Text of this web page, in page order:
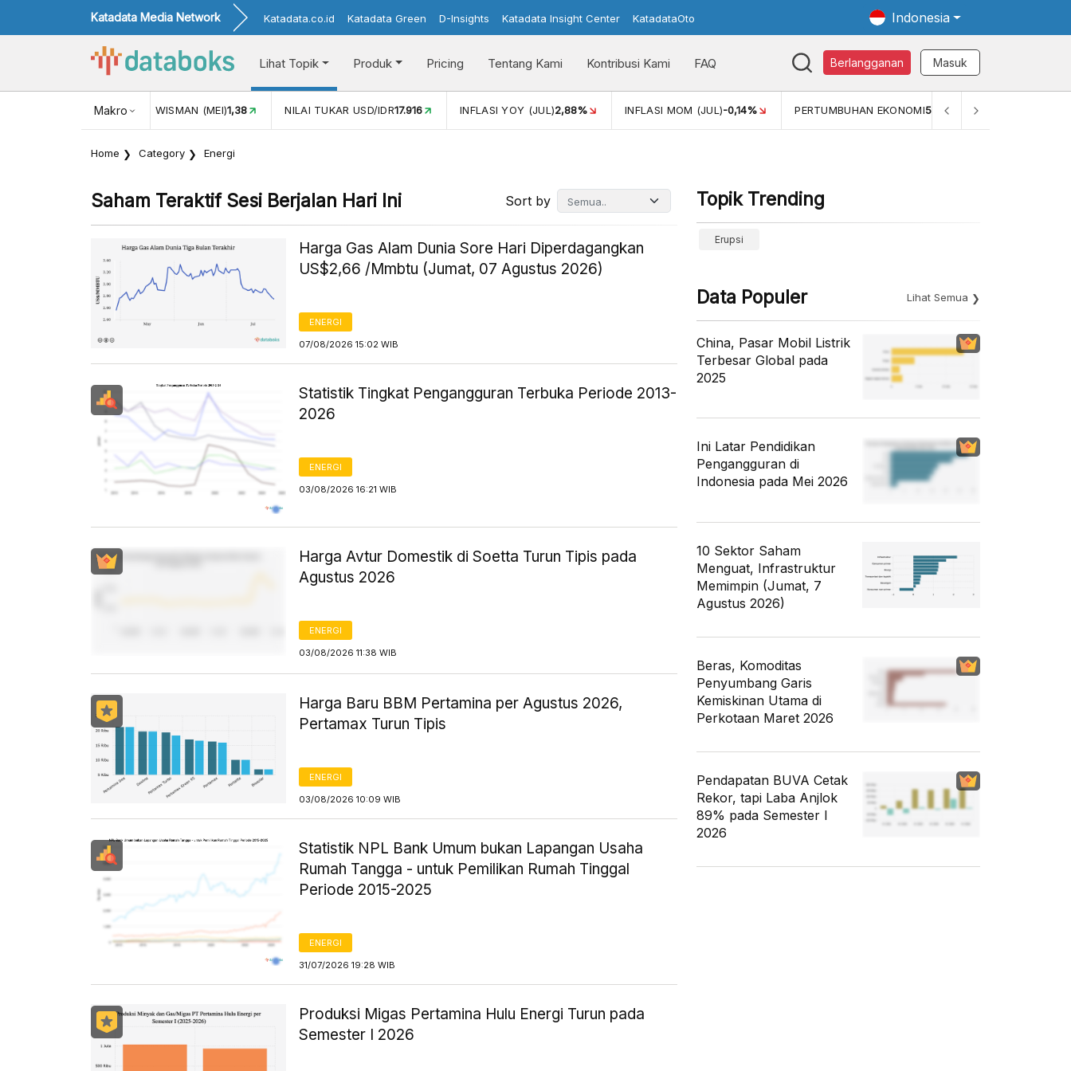
Katadata Media Network Katadata.co.id Katadata Green D-Insights Katadata Insight Center KatadataOto Indonesia
Lihat Topik Produk Pricing Tentang Kami Kontribusi Kami FAQ Berlangganan Masuk
Makro
KUNJUNGAN WISMAN (MEI)1,38 NILAI TUKAR USD/IDR17.916 INFLASI YOY (JUL) 2,88% INFLASI MOM (JUL) -0,14% PERTUMBUHAN EKONOMI5,11%
Home Category Energi
Saham Teraktif Sesi Berjalan Hari Ini Sort by
Harga Gas Alam Dunia Sore Hari Diperdagangkan
US$2,66 /Mmbtu (Jumat, 07 Agustus 2026)
ENERGI
07/08/2026 15:02 WIB
Statistik Tingkat Pengangguran Terbuka Periode 2013-
2026
ENERGI
03/08/2026 16:21 WIB
Harga Avtur Domestik di Soetta Turun Tipis pada
Agustus 2026
ENERGI
03/08/2026 11:38 WIB
Harga Baru BBM Pertamina per Agustus 2026,
Pertamax Turun Tipis
ENERGI
03/08/2026 10:09 WIB
Statistik NPL Bank Umum bukan Lapangan Usaha
Rumah Tangga - untuk Pemilikan Rumah Tinggal
Periode 2015-2025
ENERGI
31/07/2026 19:28 WIB
Produksi Migas Pertamina Hulu Energi Turun pada
Semester I 2026
Topik Trending
Erupsi
Data Populer Lihat Semua
China, Pasar Mobil Listrik
Terbesar Global pada
2025
Ini Latar Pendidikan
Pengangguran di
Indonesia pada Mei 2026
10 Sektor Saham
Menguat, Infrastruktur
Memimpin (Jumat, 7
Agustus 2026)
Beras, Komoditas
Penyumbang Garis
Kemiskinan Utama di
Perkotaan Maret 2026
Pendapatan BUVA Cetak
Rekor, tapi Laba Anjlok
89% pada Semester I
2026